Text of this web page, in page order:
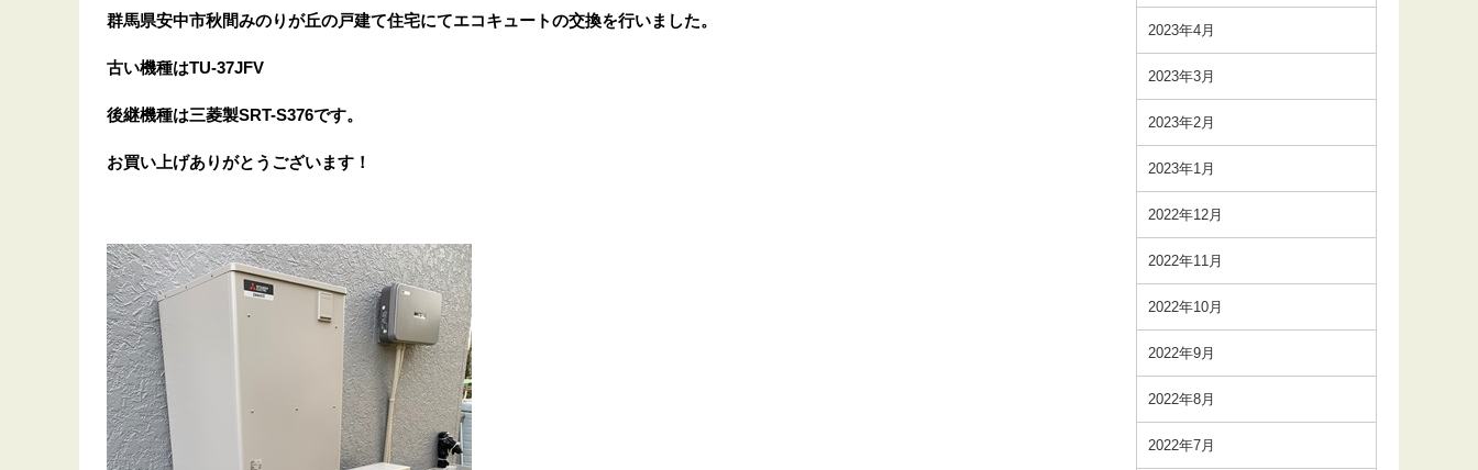
2023年4月
2023年3月
2023年2月
2023年1月
2022年12月
2022年11月
2022年10月
2022年9月
2022年8月
2022年7月
群馬県安中市秋間みのりが丘の戸建て住宅にてエコキュートの交換を行いました。
古い機種はTU-37JFV
後継機種は三菱製SRT-S376です。
お買い上げありがとうございます！